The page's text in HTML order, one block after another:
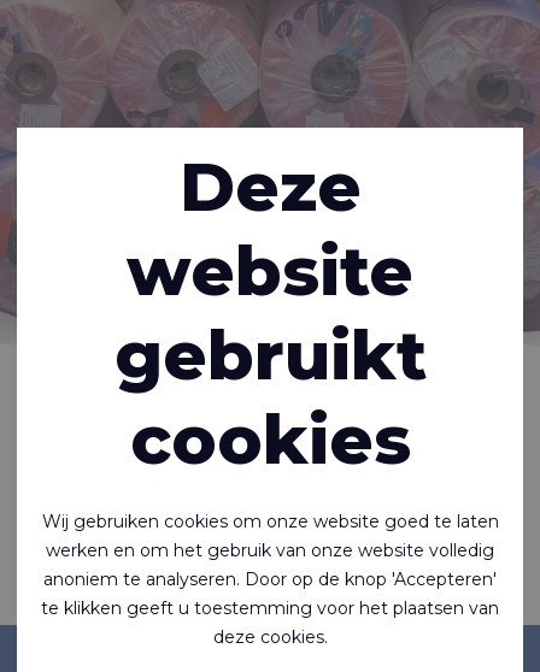
Over ons Vacatures
Er zijn momenteel geen vacatures.
Neem contact met ons op
Deze
website
gebruikt
cookies
Wij gebruiken cookies om onze website goed te laten
werken en om het gebruik van onze website volledig
anoniem te analyseren. Door op de knop 'Accepteren'
te klikken geeft u toestemming voor het plaatsen van
deze cookies.